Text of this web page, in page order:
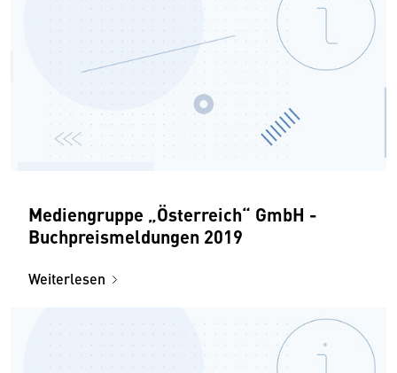
Mediengruppe „Österreich“ GmbH -
Buchpreismeldungen 2019
Weiterlesen